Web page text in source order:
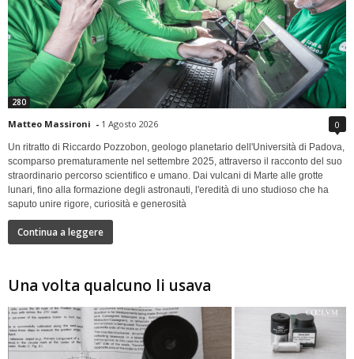
280
Matteo Massironi - 1 Agosto 2026 0
Un ritratto di Riccardo Pozzobon, geologo planetario dell'Università di Padova,
scomparso prematuramente nel settembre 2025, attraverso il racconto del suo
straordinario percorso scientifico e umano. Dai vulcani di Marte alle grotte
lunari, fino alla formazione degli astronauti, l'eredità di uno studioso che ha
saputo unire rigore, curiosità e generosità
Continua a leggere
Una volta qualcuno li usava